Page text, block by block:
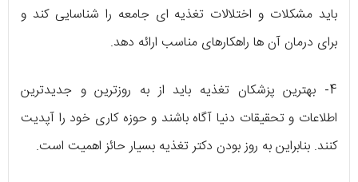
باید مشکلات و اختلالات تغذیه ای جامعه را شناسایی کند و
برای درمان آن ها راهکارهای مناسب ارائه دهد.
4- بهترین پزشکان تغذیه باید از به روزترین و جدیدترین
اطلاعات و تحقیقات دنیا آگاه باشند و حوزه کاری خود را آپدیت
کنند. بنابراین به روز بودن دکتر تغذیه بسیار حائز اهمیت است.